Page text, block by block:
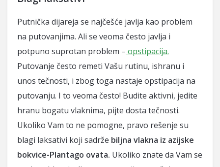
Putnička dijareja se najčešće javlja kao problem
na putovanjima. Ali se veoma često javlja i
potpuno suprotan problem – opstipacija.
Putovanje često remeti Vašu rutinu, ishranu i
unos tečnosti, i zbog toga nastaje opstipacija na
putovanju. I to veoma često! Budite aktivni, jedite
hranu bogatu vlaknima, pijte dosta tečnosti.
Ukoliko Vam to ne pomogne, pravo rešenje su
blagi laksativi koji sadrže biljna vlakna iz azijske
bokvice-Plantago ovata. Ukoliko znate da Vam se